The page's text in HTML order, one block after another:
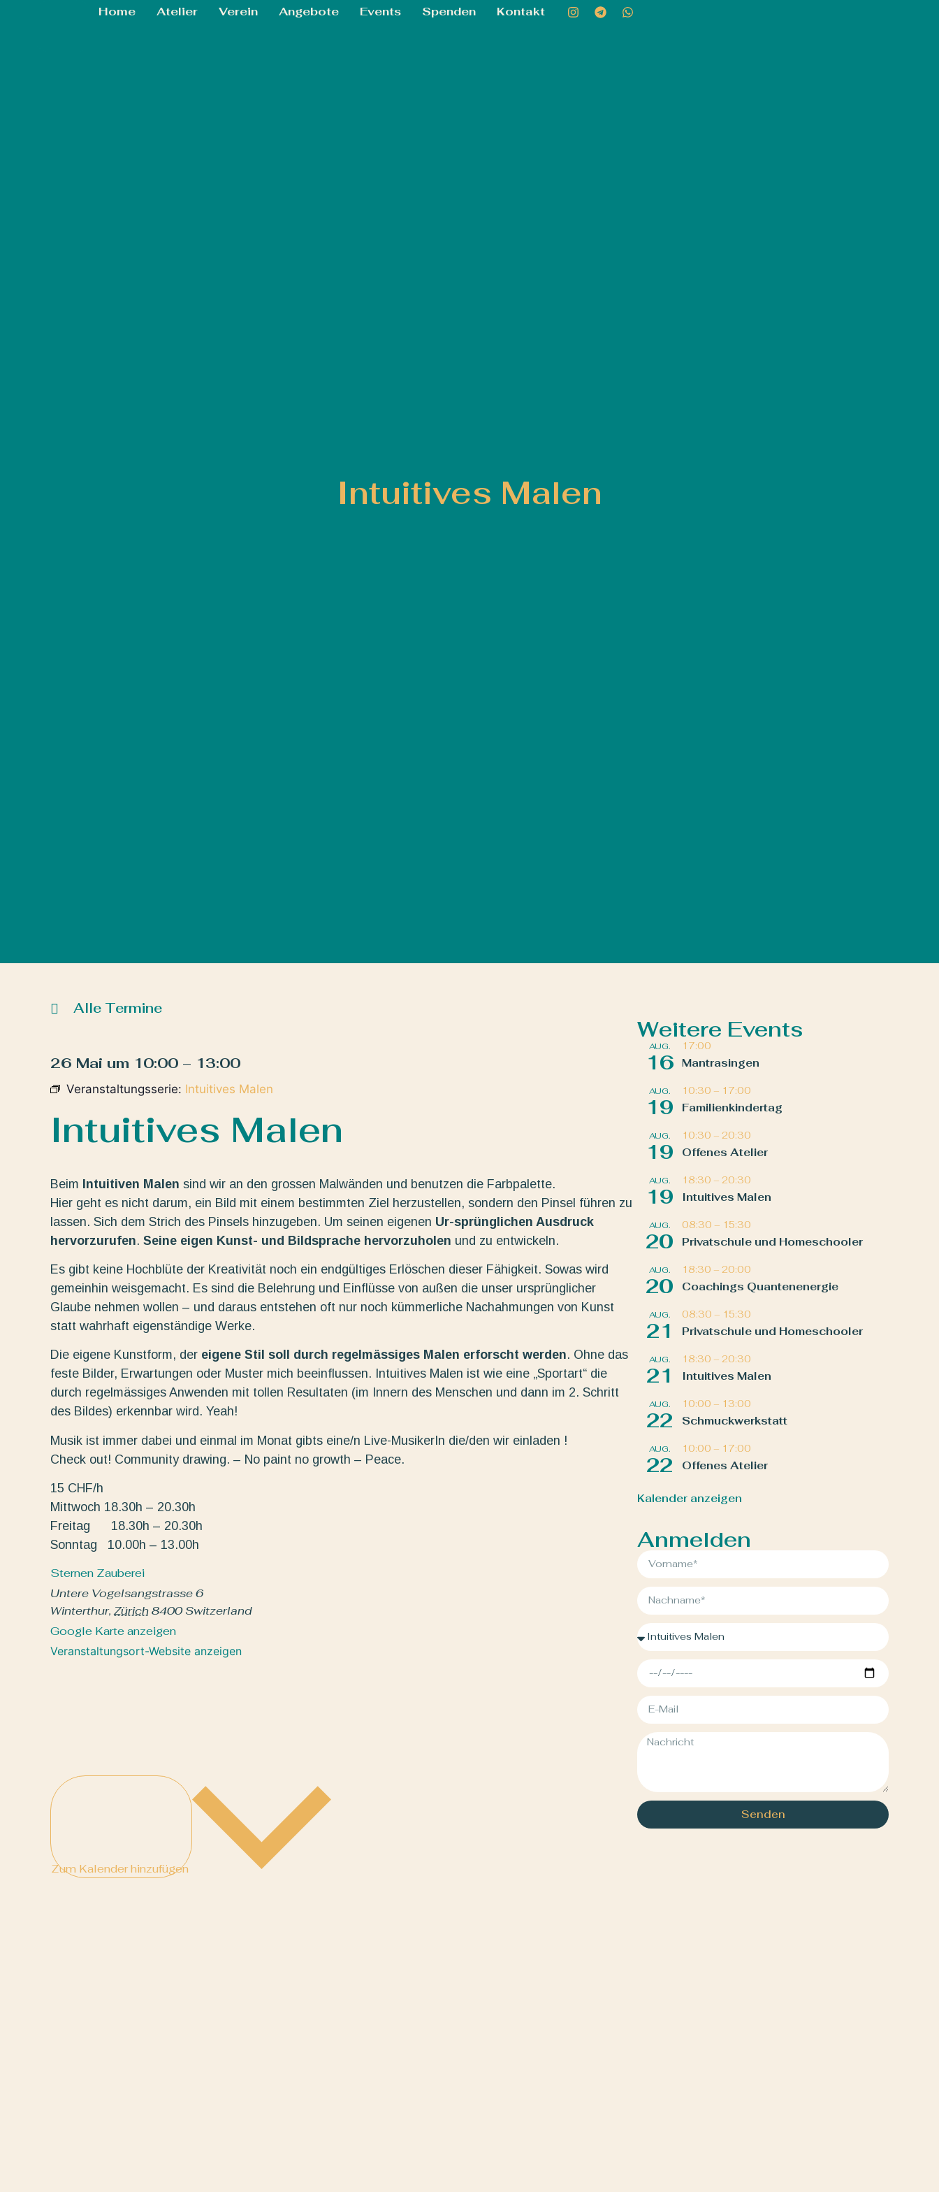
Home Atelier Verein Angebote Events Spenden Kontakt
Intuitives Malen
Alle Termine
26 Mai um 10:00 – 13:00
Veranstaltungsserie: Intuitives Malen
Intuitives Malen
Beim Intuitiven Malen sind wir an den grossen Malwänden und benutzen die Farbpalette.
Hier geht es nicht darum, ein Bild mit einem bestimmten Ziel herzustellen, sondern den Pinsel führen zu
lassen. Sich dem Strich des Pinsels hinzugeben. Um seinen eigenen Ur-sprünglichen Ausdruck
hervorzurufen. Seine eigen Kunst- und Bildsprache hervorzuholen und zu entwickeln.
Es gibt keine Hochblüte der Kreativität noch ein endgültiges Erlöschen dieser Fähigkeit. Sowas wird
gemeinhin weisgemacht. Es sind die Belehrung und Einflüsse von außen die unser ursprünglicher
Glaube nehmen wollen – und daraus entstehen oft nur noch kümmerliche Nachahmungen von Kunst
statt wahrhaft eigenständige Werke.
Die eigene Kunstform, der eigene Stil soll durch regelmässiges Malen erforscht werden. Ohne das
feste Bilder, Erwartungen oder Muster mich beeinflussen. Intuitives Malen ist wie eine „Sportart“ die
durch regelmässiges Anwenden mit tollen Resultaten (im Innern des Menschen und dann im 2. Schritt
des Bildes) erkennbar wird. Yeah!
Musik ist immer dabei und einmal im Monat gibts eine/n Live-MusikerIn die/den wir einladen !
Check out! Community drawing. – No paint no growth – Peace.
15 CHF/h
Mittwoch 18.30h – 20.30h
Freitag 18.30h – 20.30h
Sonntag 10.00h – 13.00h
Sternen Zauberei
Untere Vogelsangstrasse 6
Winterthur, Zürich8400 Switzerland
Google Karte anzeigen
Veranstaltungsort-Website anzeigen
Zum Kalender hinzufügen
Weitere Events
AUG.
16
17:00
Mantrasingen
AUG.
19
10:30 – 17:00
Familienkindertag
AUG.
19
10:30 – 20:30
Offenes Atelier
AUG.
19
18:30 – 20:30
Intuitives Malen
AUG.
20
08:30 – 15:30
Privatschule und Homeschooler
AUG.
20
18:30 – 20:00
Coachings Quantenenergie
AUG.
21
08:30 – 15:30
Privatschule und Homeschooler
AUG.
21
18:30 – 20:30
Intuitives Malen
AUG.
22
10:00 – 13:00
Schmuckwerkstatt
AUG.
22
10:00 – 17:00
Offenes Atelier
Kalender anzeigen
Anmelden
Senden